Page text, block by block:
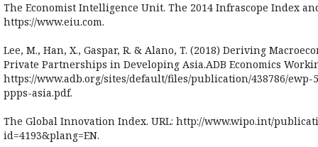
The Economist Intelligence Unit. The 2014 Infrascope Index
https://www.eiu.com.
Lee, M., Han, X., Gaspar, R. & Alano, T. (2018) Deriving
Private Partnerships in Developing Asia.ADB Economics
https://www.adb.org/sites/default/files/publication/438786/ewp-
ppps-asia.pdf.
The Global Innovation Index. URL: http://www.wipo.int/
id=4193&plang=EN.